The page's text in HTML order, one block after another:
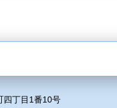
丁目1番10号